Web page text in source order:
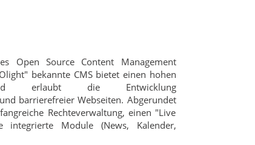
Open Source Content Management
bekannte CMS bietet einen hohen
und erlaubt die Entwicklung
barrierefreier Webseiten. Abgerundet
Rechteverwaltung, einen "Live
integrierte Module (News, Kalender,